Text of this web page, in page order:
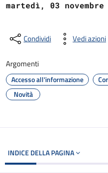
martedì, 03 novembre
Condividi Vedi azioni
Argomenti
Accesso all'informazione
Novità
INDICE DELLA PAGINA